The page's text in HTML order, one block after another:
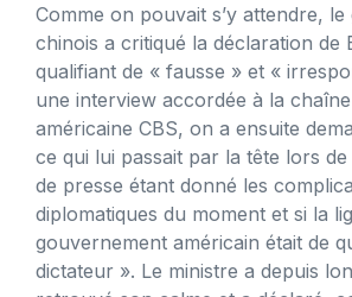
Comme on pouvait s’y attendre,
chinois a critiqué la déclaration de
qualifiant de « fausse » et «
une interview accordée à la
américaine CBS, on a ensuite
ce qui lui passait par la tête lors
de presse étant donné les
diplomatiques du moment et si la
gouvernement américain était de
dictateur ». Le ministre a depuis